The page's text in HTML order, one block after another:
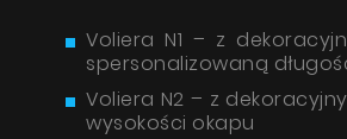
Voliera N1 – z
spersonalizowaną
Voliera N2 – z
wysokości okapu